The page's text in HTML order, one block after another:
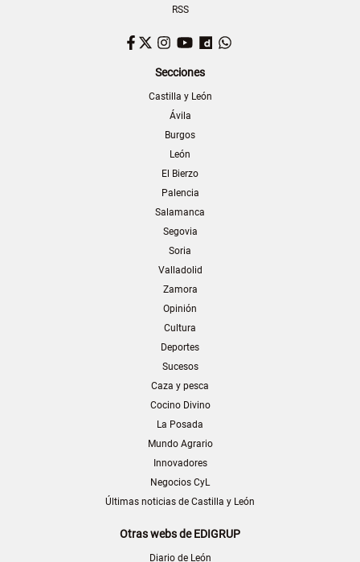
RSS
Facebook
TwitterInstagram
YouTubeDailymotion
Secciones
Castilla y León
Ávila
Burgos
León
El Bierzo
Palencia
Salamanca
Segovia
Soria
Valladolid
Zamora
Opinión
Cultura
Deportes
Sucesos
Caza y pesca
Cocino Divino
La Posada
Mundo Agrario
Innovadores
Negocios CyL
Últimas noticias de Castilla y León
Otras webs de EDIGRUP
Diario de León